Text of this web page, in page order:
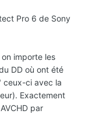
Pro 6 de Sony
importe les
DD où ont été
ceux-ci avec la
Exactement
par